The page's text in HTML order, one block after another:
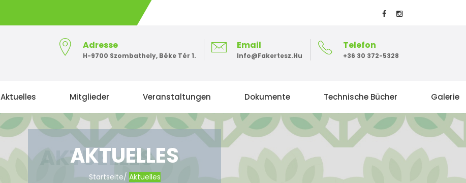
Adresse
H-9700 Szombathely, Béke Tér 1.
Email
Info@fakertesz.hu
Telefon
+36 30 372-5328
Aktuelles Mitglieder Veranstaltungen Dokumente Technische Bücher Galerie
AKTUELLES
Startseite/ Aktuelles